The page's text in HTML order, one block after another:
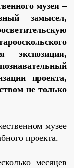
музея –
замысел,
экспозиция,
проекта,
не только
музее
проекта.
месяцев